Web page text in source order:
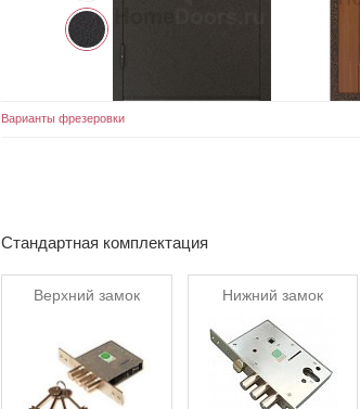
Варианты фрезеровки
Стандартная комплектация
Верхний замок Нижний замок